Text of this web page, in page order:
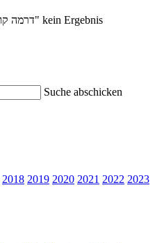
Suche abschicken
2018 2019 2020 2021 2022 2023